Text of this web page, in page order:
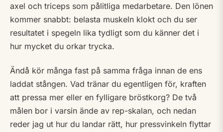
axel och triceps som pålitliga medarbetare. Den lönen
kommer snabbt: belasta muskeln klokt och du ser
resultatet i spegeln lika tydligt som du känner det i
hur mycket du orkar trycka.
Ändå kör många fast på samma fråga innan de ens
laddat stången. Vad tränar du egentligen för, kraften
att pressa mer eller en fylligare bröstkorg? De två
målen bor i varsin ände av rep-skalan, och nedan
reder jag ut hur du landar rätt, hur pressvinkeln flyttar